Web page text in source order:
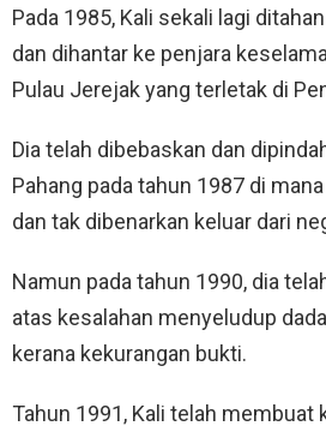
Pada 1985, Kali sekali lagi
dan dihantar ke penjara
Pulau Jerejak yang terletak di
Dia telah dibebaskan dan
Pahang pada tahun 1987 di
dan tak dibenarkan keluar dari
Namun pada tahun 1990, dia
atas kesalahan menyeludup
kerana kekurangan bukti.
Tahun 1991, Kali telah membuat